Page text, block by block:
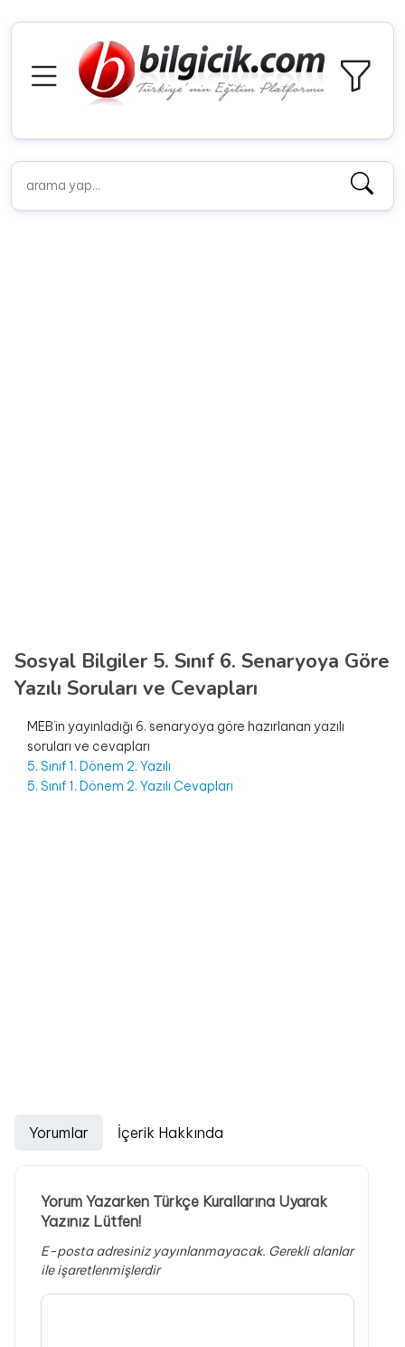
Sosyal Bilgiler 5. Sınıf 6. Senaryoya Göre
Yazılı Soruları ve Cevapları
MEB’in yayınladığı 6. senaryoya göre hazırlanan yazılı
soruları ve cevapları
5. Sınıf 1. Dönem 2. Yazılı
5. Sınıf 1. Dönem 2. Yazılı Cevapları
Yorumlar İçerik Hakkında
Yorum Yazarken Türkçe Kurallarına Uyarak
Yazınız Lütfen!
E-posta adresiniz yayınlanmayacak. Gerekli alanlar
ile işaretlenmişlerdir